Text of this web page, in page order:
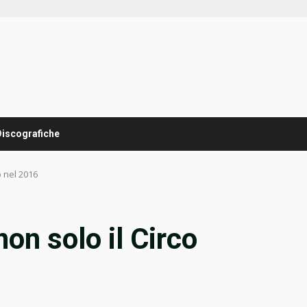
nel 2016
solo il Circo